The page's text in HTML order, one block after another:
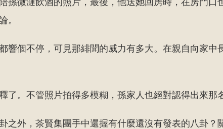
孫微漣飲酒的照片，最後，他送她回房時，在房門
。
響個不停，可見那緋聞的威力有多大。在親自向家中
了。不管照片拍得多模糊，孫家人也絕對認得出來那
之外，茶賢集團手中還握有什麼還沒有發表的八卦？